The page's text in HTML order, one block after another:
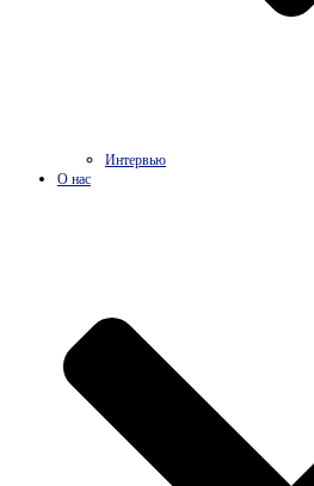
Интервью
О нас